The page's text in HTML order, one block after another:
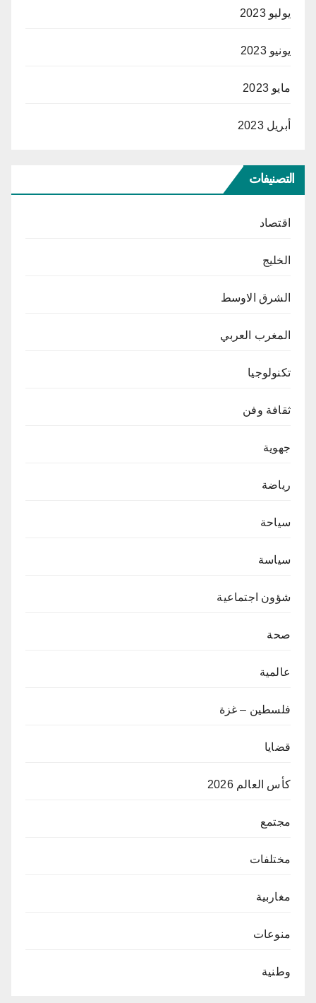
يوليو 2023
يونيو 2023
مايو 2023
أبريل 2023
التصنيفات
اقتصاد
الخليج
الشرق الاوسط
المغرب العربي
تكنولوجيا
ثقافة وفن
جهوية
رياضة
سياحة
سياسة
شؤون اجتماعية
صحة
عالمية
فلسطين – غزة
قضايا
كأس العالم 2026
مجتمع
مختلفات
مغاربية
منوعات
وطنية